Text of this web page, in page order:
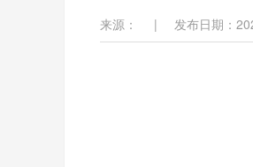
来源： | 发布日期：